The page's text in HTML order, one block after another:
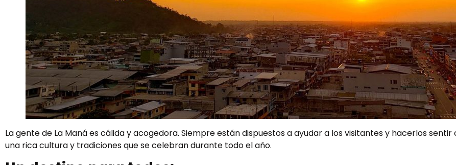
La gente de La Maná es cálida y acogedora. Siempre están dispuestos a ayudar a los visitantes y hacerlos
una rica cultura y tradiciones que se celebran durante todo el año.